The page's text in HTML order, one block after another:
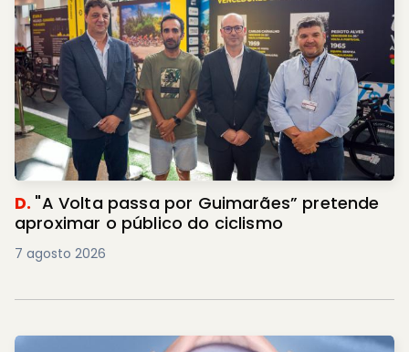
D. "A Volta passa por Guimarães” pretende
aproximar o público do ciclismo
7 agosto 2026